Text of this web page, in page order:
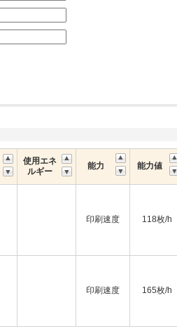
使用エネ
ルギー
能力 能力値
印刷速度 118枚/h
印刷速度 165枚/h